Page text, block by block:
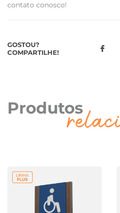
contato conosco!
GOSTOU?
COMPARTILHE!
Produtos